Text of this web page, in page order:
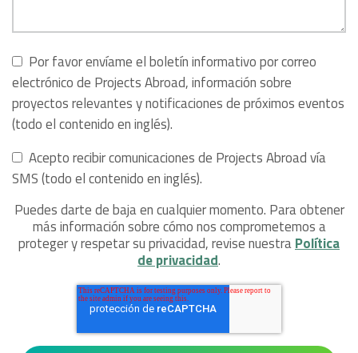
Por favor envíame el boletín informativo por correo
electrónico de Projects Abroad, información sobre
proyectos relevantes y notificaciones de próximos eventos
(todo el contenido en inglés).
Acepto recibir comunicaciones de Projects Abroad vía
SMS (todo el contenido en inglés).
Puedes darte de baja en cualquier momento. Para obtener
más información sobre cómo nos comprometemos a
proteger y respetar su privacidad, revise nuestraPolítica
de privacidad.